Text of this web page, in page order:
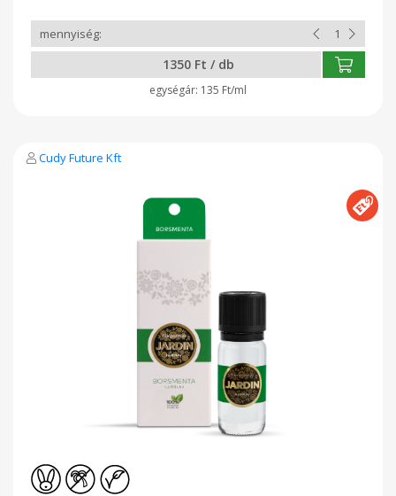
1350 Ft / db
135 Ft/ml
Cudy Future Kft